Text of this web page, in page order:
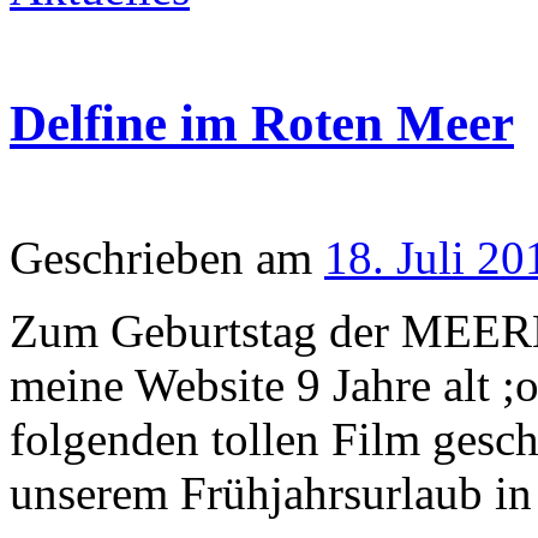
Delfine im Roten Meer
Geschrieben am 18. Juli
Zum Geburtstag der
meine Website 9 Jahre alt
folgenden tollen Film
unserem Frühjahrsurlaub